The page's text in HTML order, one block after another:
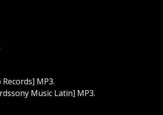
MP3.
Music Latin] MP3.